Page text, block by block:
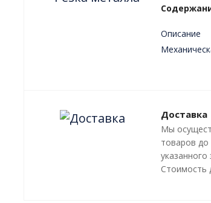
Описание
Доставка
Мы
товаров до
указанного
Стоимость